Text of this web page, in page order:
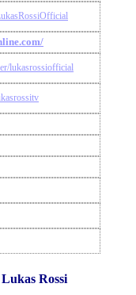
lukasrossiofficial
Rossi